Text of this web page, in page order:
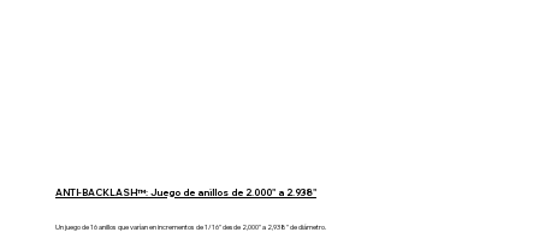
ANTI-BACKLASH™: Juego de anillos de 2.000" a 2.938"
Un juego de 16 anillos que varían en incrementos de 1/16" desde 2,000" a 2,938" de diámetro.